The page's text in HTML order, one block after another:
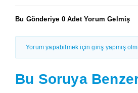
Bu Gönderiye 0 Adet Yorum Gelmiş
Yorum yapabilmek için giriş yapmış
Bu Soruya